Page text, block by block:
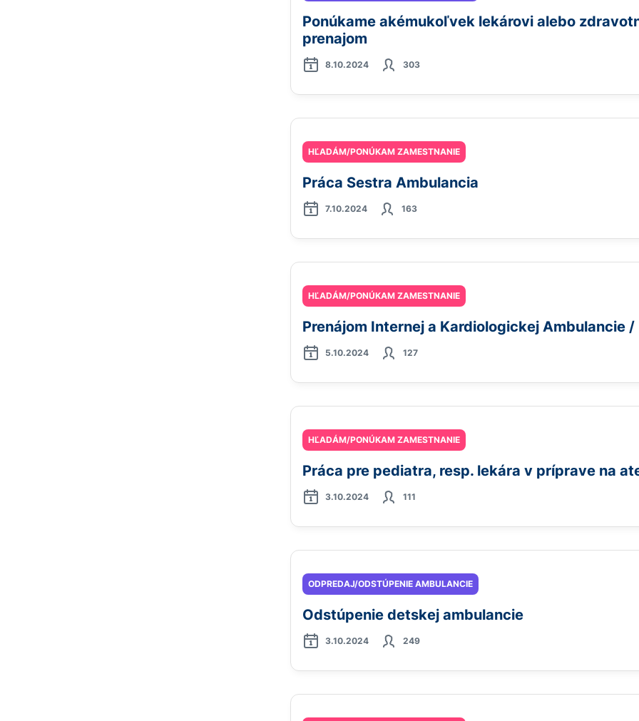
Ponúkame akémukoľvek lekárovi alebo
prenajom
8.10.2024 303
HĽADÁM/PONÚKAM ZAMESTNANIE
Práca Sestra Ambulancia
7.10.2024 163
HĽADÁM/PONÚKAM ZAMESTNANIE
Prenájom Internej a Kardiologickej Ambulancie
5.10.2024 127
HĽADÁM/PONÚKAM ZAMESTNANIE
Práca pre pediatra, resp. lekára v príprave na
3.10.2024 111
ODPREDAJ/ODSTÚPENIE AMBULANCIE
Odstúpenie detskej ambulancie
3.10.2024 249